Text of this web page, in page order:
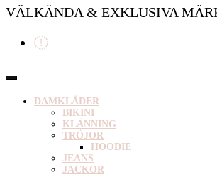
VÄLKÄNDA & EXKLUSIVA
DAMKLÄDER
BIKINI
KLÄNNING
TRÖJOR
HOODIE
JEANS
JACKOR